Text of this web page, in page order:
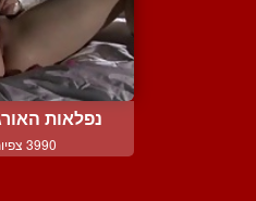
נפלאות
3990 צפיות